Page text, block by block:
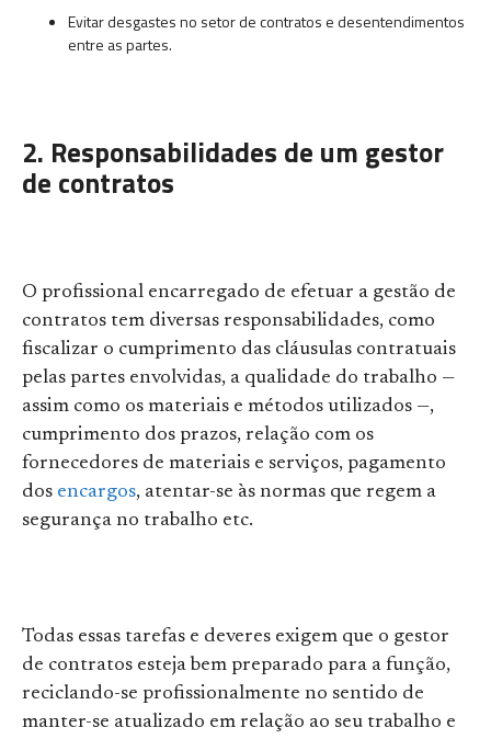
Evitar desgastes no setor de contratos e desentendimentos
entre as partes.
2. Responsabilidades de um gestor
de contratos
O profissional encarregado de efetuar a gestão de
contratos tem diversas responsabilidades, como
fiscalizar o cumprimento das cláusulas contratuais
pelas partes envolvidas, a qualidade do trabalho —
assim como os materiais e métodos utilizados —,
cumprimento dos prazos, relação com os
fornecedores de materiais e serviços, pagamento
dos encargos, atentar-se às normas que regem a
segurança no trabalho etc.
Todas essas tarefas e deveres exigem que o gestor
de contratos esteja bem preparado para a função,
reciclando-se profissionalmente no sentido de
manter-se atualizado em relação ao seu trabalho e